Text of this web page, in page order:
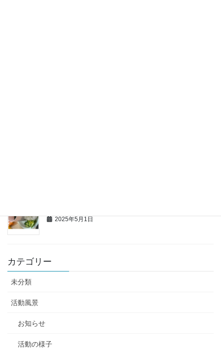
2025年5月1日
カテゴリー
未分類
活動風景
お知らせ
活動の様子